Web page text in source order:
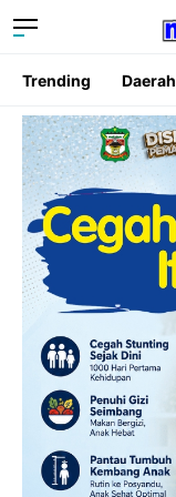
Trending Daerah